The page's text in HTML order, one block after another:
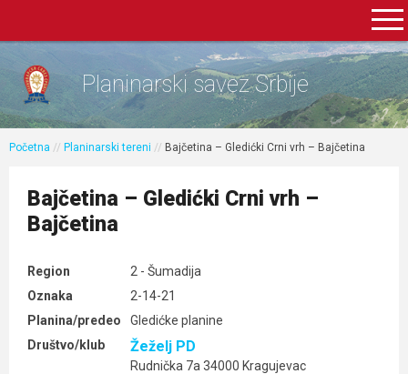
Planinarski savez Srbije
Početna // Planinarski tereni // Bajčetina – Gledićki Crni vrh – Bajčetina
Bajčetina – Gledićki Crni vrh –
Bajčetina
Region
2 - Šumadija
Oznaka
2-14-21
Planina/predeo
Gledićke planine
Društvo/klub
Žeželj PD
Rudnička 7a 34000 Kragujevac